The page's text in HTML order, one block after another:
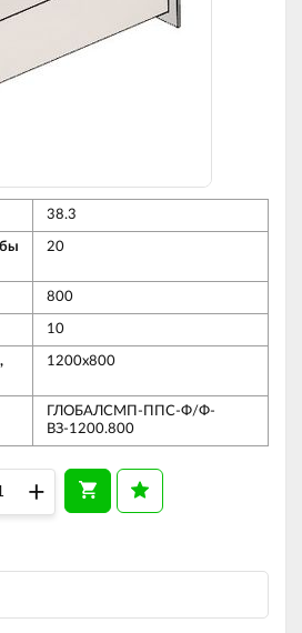
38.3
20
800
10
1200х800
ГЛОБАЛСМП-ППС-Ф/Ф-
ВЗ-1200.800
+